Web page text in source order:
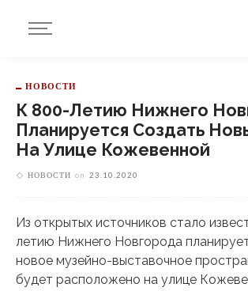
НОВОСТИ
К 800-Летию Нижнего
Планируется Создать
На Улице Кожевенной
НОВОСТИ on 23.10.2020
Из открытых источников стало
летию Нижнего Новгорода
новое музейно-выставочное
будет расположено на улице